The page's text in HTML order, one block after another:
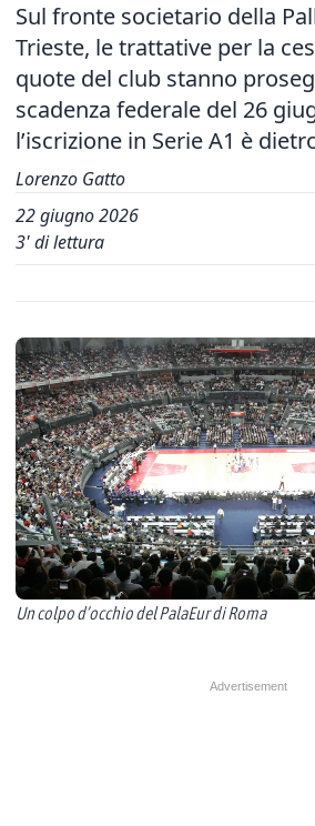
Sul fronte societario della
Trieste, le trattative per la
quote del club stanno
scadenza federale del 26
l’iscrizione in Serie A1 è
Lorenzo Gatto
22 giugno 2026
3' di lettura
Un colpo d’occhio del PalaEur di Roma